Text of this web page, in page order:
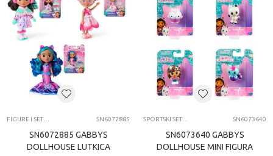
SN6072885
SN6072885 GABBYS
DOLLHOUSE LUTKICA
SN6073640
SN6073640 GABBYS
DOLLHOUSE MINI FIGURA